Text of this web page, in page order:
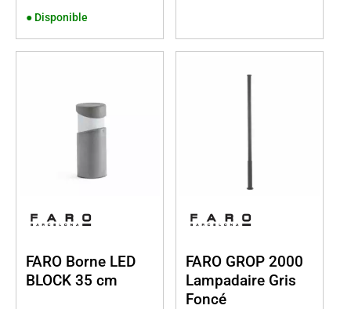
● Disponible
FARO Borne LED
BLOCK 35 cm
FARO GROP 2000
Lampadaire Gris
Foncé